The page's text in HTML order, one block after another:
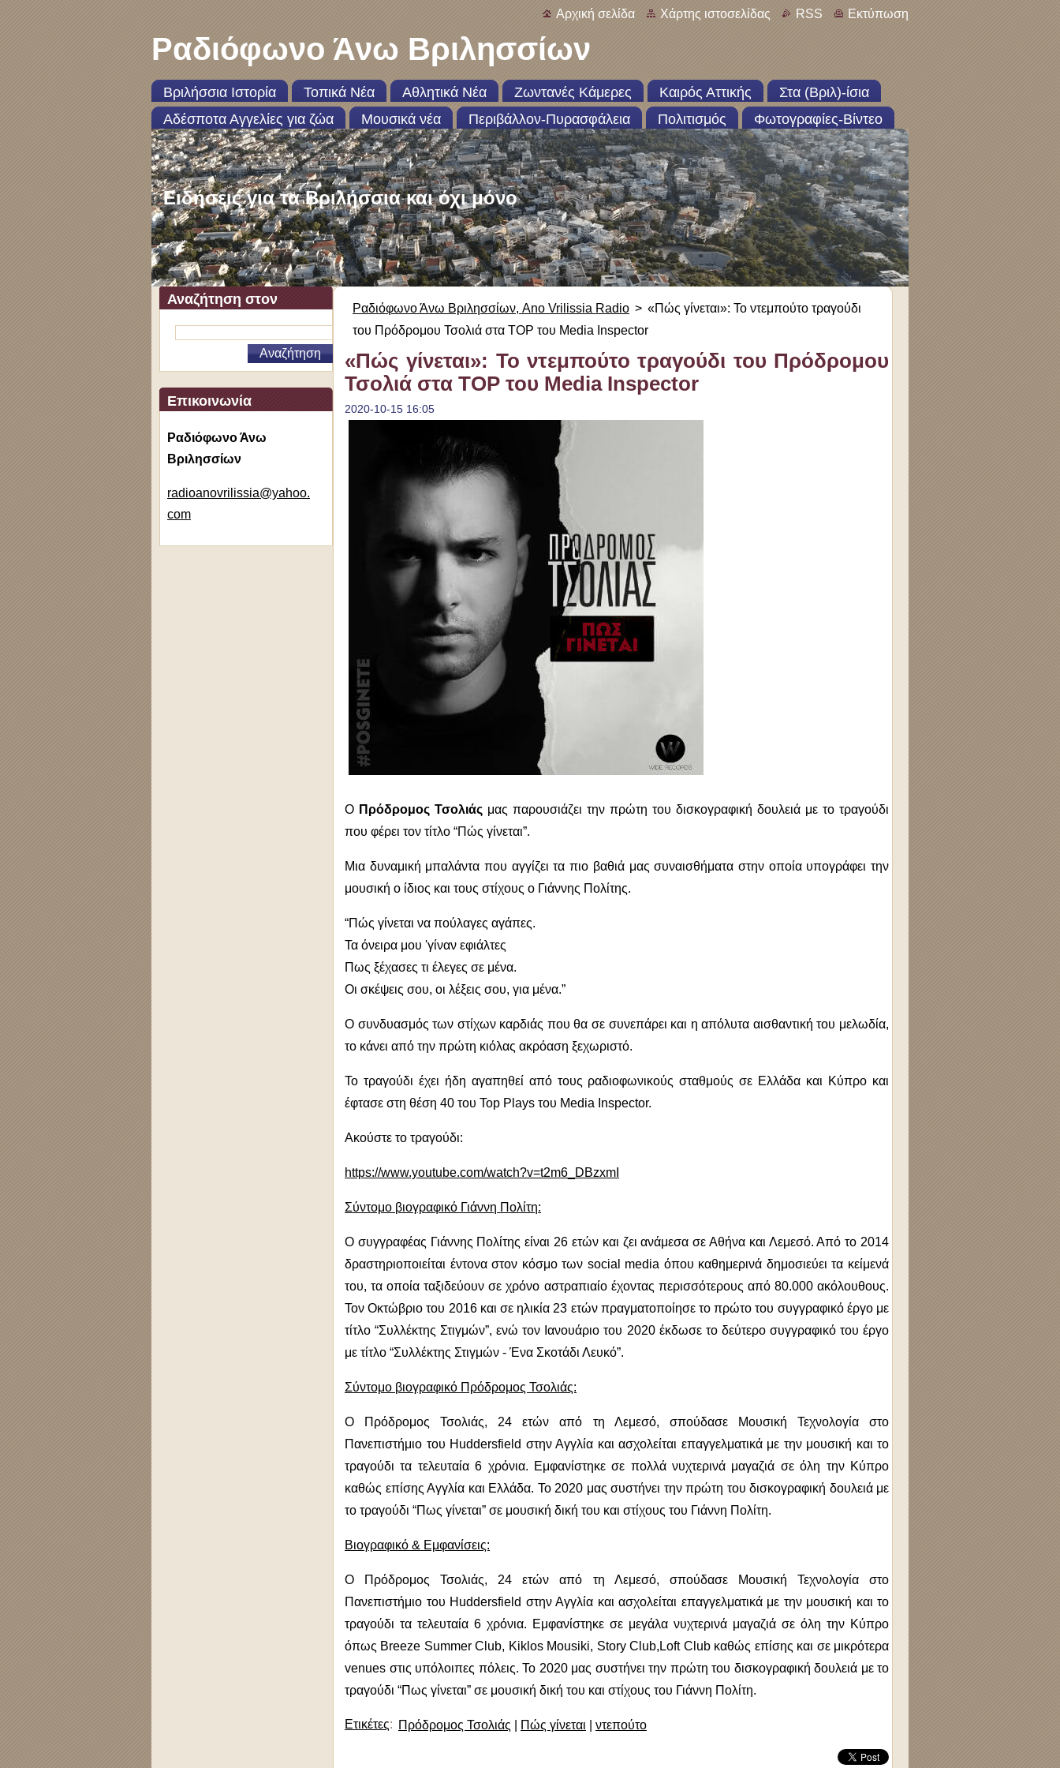
Αρχική σελίδα Χάρτης ιστοσελίδας RSS Εκτύπωση
Ραδιόφωνο Άνω Βριλησσίων
Βριλήσσια Ιστορία Τοπικά Νέα Αθλητικά Νέα Ζωντανές Κάμερες Καιρός Αττικής
Στα (Βριλ)-ίσια
Αδέσποτα Αγγελίες για ζώα
Μουσικά νέα Περιβάλλον-Πυρασφάλεια Πολιτισμός Φωτογραφίες-Βίντεο
Ειδήσεις για τα Βριλήσσια και όχι μόνο
Αναζήτηση στον
ιστότοπο
Επικοινωνία
Ραδιόφωνο Άνω
Βριλησσίων
radioanovrilissia@yahoo.
com
Ραδιόφωνο Άνω Βριλησσίων, Ano Vrilissia Radio > «Πώς γίνεται»: To ντεμπούτο τραγούδι
του Πρόδρομου Τσολιά στα TOP του Media Inspector
«Πώς γίνεται»: To ντεμπούτο τραγούδι του Πρόδρομου
Τσολιά στα TOP του Media Inspector
2020-10-15 16:05
Ο Πρόδρομος Τσολιάς μας παρουσιάζει την πρώτη του δισκογραφική δουλειά με το τραγούδι
που φέρει τον τίτλο “Πώς γίνεται”.
Μια δυναμική μπαλάντα που αγγίζει τα πιο βαθιά μας συναισθήματα στην οποία υπογράφει την
μουσική ο ίδιος και τους στίχους ο Γιάννης Πολίτης.
“Πώς γίνεται να πούλαγες αγάπες.
Τα όνειρα μου 'γίναν εφιάλτες
Πως ξέχασες τι έλεγες σε μένα.
Οι σκέψεις σου, οι λέξεις σου, για μένα.”
Ο συνδυασμός των στίχων καρδιάς που θα σε συνεπάρει και η απόλυτα αισθαντική του μελωδία,
το κάνει από την πρώτη κιόλας ακρόαση ξεχωριστό.
Το τραγούδι έχει ήδη αγαπηθεί από τους ραδιοφωνικούς σταθμούς σε Ελλάδα και Κύπρο και
έφτασε στη θέση 40 του Top Plays του Media Inspector.
Ακούστε το τραγούδι:
https://www.youtube.com/watch?v=t2m6_DBzxmI
Σύντομο βιογραφικό Γιάννη Πολίτη:
Ο συγγραφέας Γιάννης Πολίτης είναι 26 ετών και ζει ανάμεσα σε Αθήνα και Λεμεσό. Από το 2014
δραστηριοποιείται έντονα στον κόσμο των social media όπου καθημερινά δημοσιεύει τα κείμενά
του, τα οποία ταξιδεύουν σε χρόνο αστραπιαίο έχοντας περισσότερους από 80.000 ακόλουθους.
Τον Οκτώβριο του 2016 και σε ηλικία 23 ετών πραγματοποίησε το πρώτο του συγγραφικό έργο με
τίτλο “Συλλέκτης Στιγμών”, ενώ τον Ιανουάριο του 2020 έκδωσε το δεύτερο συγγραφικό του έργο
με τίτλο “Συλλέκτης Στιγμών - Ένα Σκοτάδι Λευκό”.
Σύντομο βιογραφικό Πρόδρομος Τσολιάς:
Ο Πρόδρομος Τσολιάς, 24 ετών από τη Λεμεσό, σπούδασε Μουσική Τεχνολογία στο
Πανεπιστήμιο του Huddersfield στην Αγγλία και ασχολείται επαγγελματικά με την μουσική και το
τραγούδι τα τελευταία 6 χρόνια. Εμφανίστηκε σε πολλά νυχτερινά μαγαζιά σε όλη την Κύπρο
καθώς επίσης Αγγλία και Ελλάδα. Το 2020 μας συστήνει την πρώτη του δισκογραφική δουλειά με
το τραγούδι “Πως γίνεται” σε μουσική δική του και στίχους του Γιάννη Πολίτη.
Βιογραφικό & Εμφανίσεις:
Ο Πρόδρομος Τσολιάς, 24 ετών από τη Λεμεσό, σπούδασε Μουσική Τεχνολογία στο
Πανεπιστήμιο του Huddersfield στην Αγγλία και ασχολείται επαγγελματικά με την μουσική και το
τραγούδι τα τελευταία 6 χρόνια. Εμφανίστηκε σε μεγάλα νυχτερινά μαγαζιά σε όλη την Κύπρο
όπως Breeze Summer Club, Kiklos Mousiki, Story Club,Loft Club καθώς επίσης και σε μικρότερα
venues στις υπόλοιπες πόλεις. Το 2020 μας συστήνει την πρώτη του δισκογραφική δουλειά με το
τραγούδι “Πως γίνεται” σε μουσική δική του και στίχους του Γιάννη Πολίτη.
Ετικέτες: Πρόδρομος Τσολιάς Πώς γίνεται ντεπούτο